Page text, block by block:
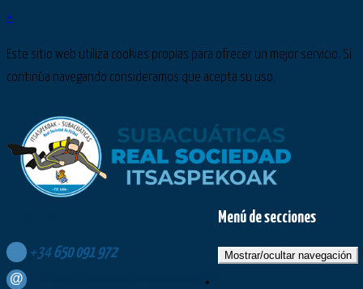
×
Este sitio web utiliza cookies propias para ofrecer un mejor servicio. Si
continúa navegando consideramos que acepta su uso.
+34 650 091 972
contacto@subacuaticasrealsociedad.com
Menú de secciones
Mostrar/ocultar navegación